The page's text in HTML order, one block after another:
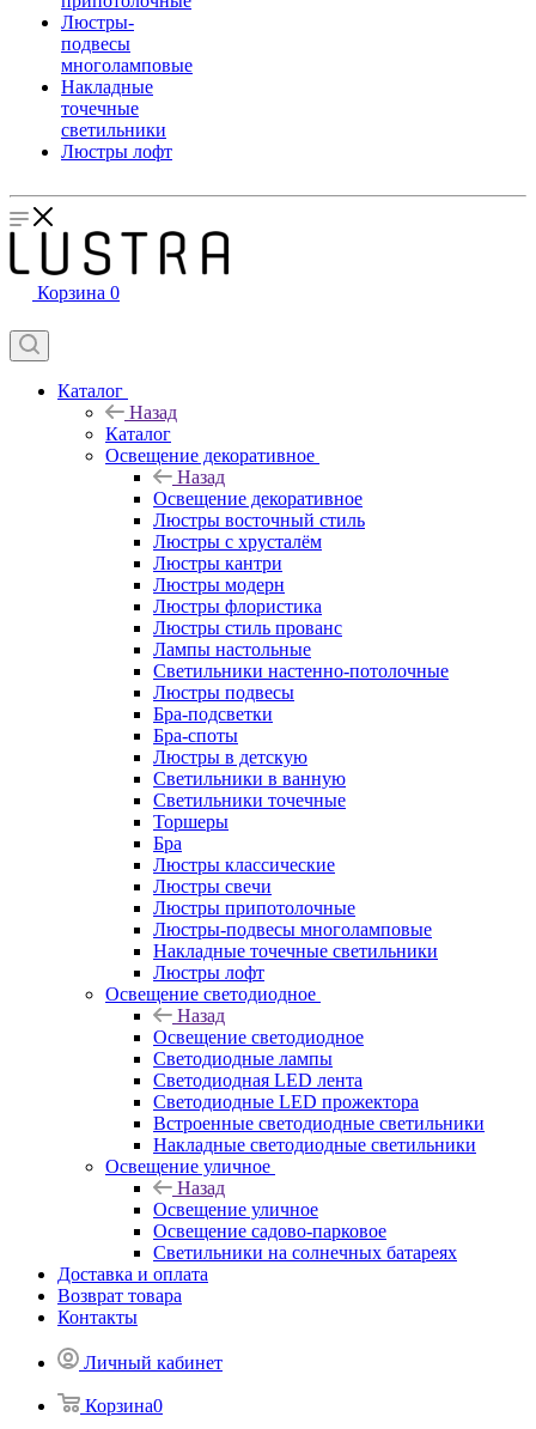
Люстры-
подвесы
многоламповые
Накладные
точечные
светильники
Люстры лофт
Корзина 0
Каталог
Назад
Каталог
Освещение декоративное
Назад
Освещение декоративное
Люстры восточный стиль
Люстры с хрусталём
Люстры кантри
Люстры модерн
Люстры флористика
Люстры стиль прованс
Лампы настольные
Светильники настенно-потолочные
Люстры подвесы
Бра-подсветки
Бра-споты
Люстры в детскую
Светильники в ванную
Светильники точечные
Торшеры
Бра
Люстры классические
Люстры свечи
Люстры припотолочные
Люстры-подвесы многоламповые
Накладные точечные светильники
Люстры лофт
Освещение светодиодное
Назад
Освещение светодиодное
Светодиодные лампы
Светодиодная LED лента
Светодиодные LED прожектора
Встроенные светодиодные светильники
Накладные светодиодные светильники
Освещение уличное
Назад
Освещение уличное
Освещение садово-парковое
Светильники на солнечных батареях
Доставка и оплата
Возврат товара
Контакты
Личный кабинет
Корзина0